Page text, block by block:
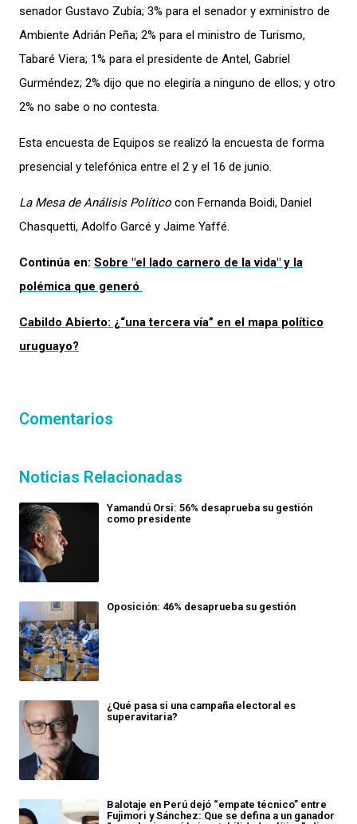
senador Gustavo Zubía; 3% para el senador y exministro de
Ambiente Adrián Peña; 2% para el ministro de Turismo,
Tabaré Viera; 1% para el presidente de Antel, Gabriel
Gurméndez; 2% dijo que no elegiría a ninguno de ellos; y otro
2% no sabe o no contesta.
Esta encuesta de Equipos se realizó la encuesta de forma
presencial y telefónica entre el 2 y el 16 de junio.
La Mesa de Análisis Político con Fernanda Boidi, Daniel
Chasquetti, Adolfo Garcé y Jaime Yaffé.
Continúa en: Sobre "el lado carnero de la vida" y la
polémica que generó
Cabildo Abierto: ¿“una tercera vía” en el mapa político
uruguayo?
Comentarios
Noticias Relacionadas
Yamandú Orsi: 56% desaprueba su gestión
como presidente
Oposición: 46% desaprueba su gestión
¿Qué pasa si una campaña electoral es
superavitaria?
Balotaje en Perú dejó “empate técnico” entre
Fujimori y Sánchez: Que se defina a un ganador